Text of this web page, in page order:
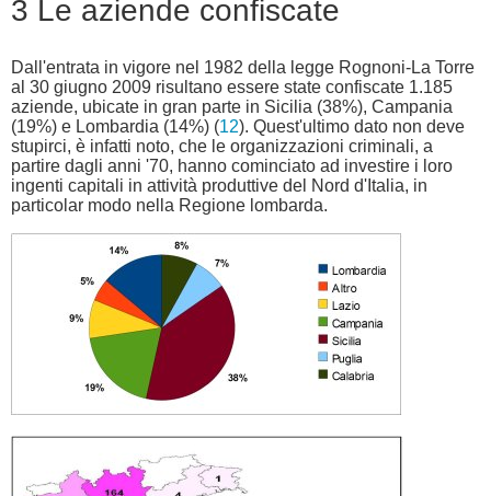
3 Le aziende confiscate
Dall'entrata in vigore nel 1982 della legge Rognoni-La Torre
al 30 giugno 2009 risultano essere state confiscate 1.185
aziende, ubicate in gran parte in Sicilia (38%), Campania
(19%) e Lombardia (14%) (12). Quest'ultimo dato non deve
stupirci, è infatti noto, che le organizzazioni criminali, a
partire dagli anni '70, hanno cominciato ad investire i loro
ingenti capitali in attività produttive del Nord d'Italia, in
particolar modo nella Regione lombarda.